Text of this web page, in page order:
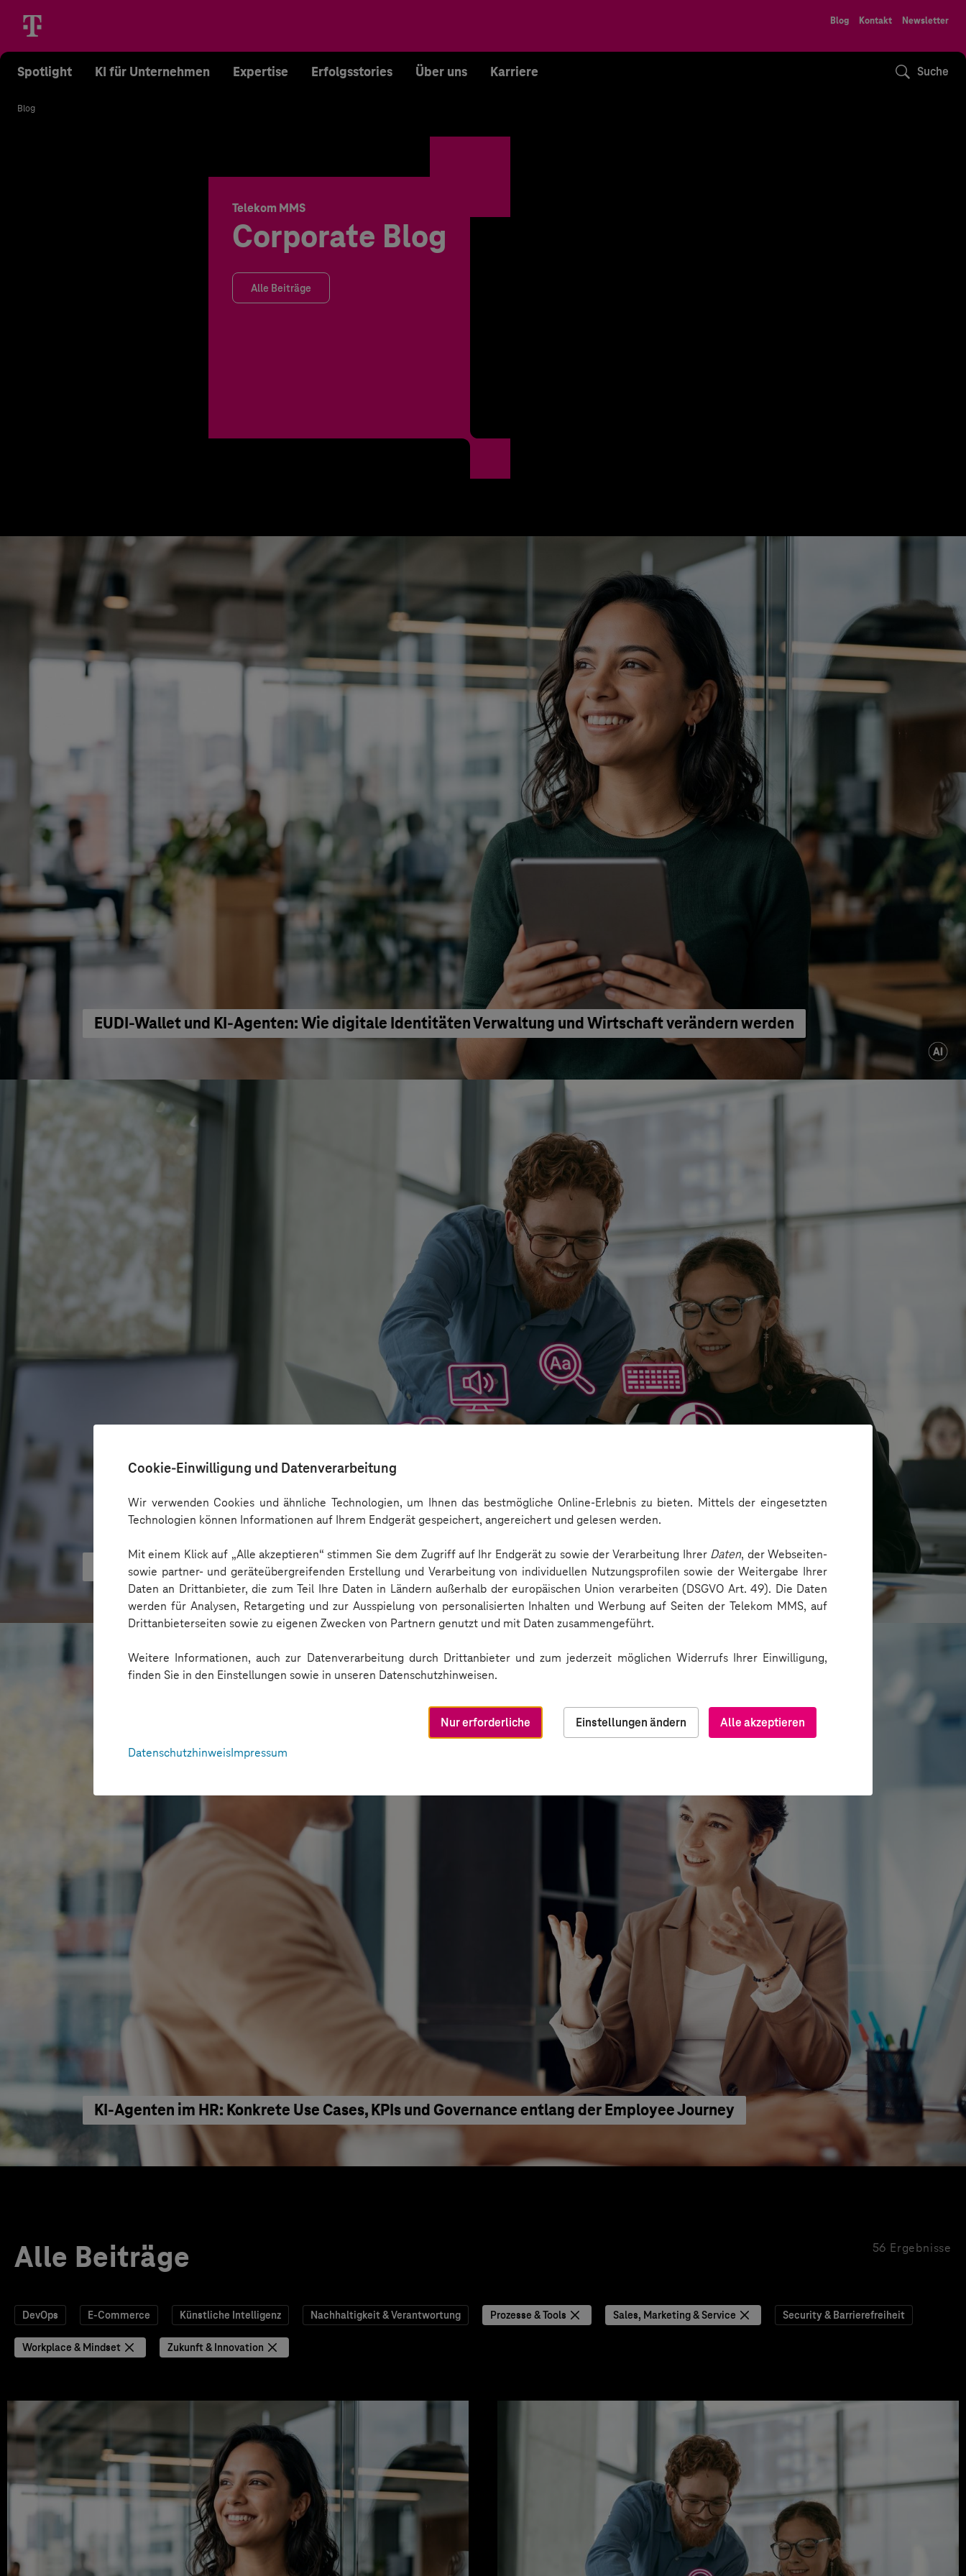
Cookie-Einwilligung und Datenverarbeitung
Wir verwenden Cookies und ähnliche Technologien, um Ihnen das bestmögliche Online-Erlebnis zu bieten. Mittels der eingesetzten
Technologien können Informationen auf Ihrem Endgerät gespeichert, angereichert und gelesen werden.
Mit einem Klick auf „Alle akzeptieren“ stimmen Sie dem Zugriff auf Ihr Endgerät zu sowie der Verarbeitung Ihrer Daten, der Webseiten-
sowie partner- und geräteübergreifenden Erstellung und Verarbeitung von individuellen Nutzungsprofilen sowie der Weitergabe Ihrer
Daten an Drittanbieter, die zum Teil Ihre Daten in Ländern außerhalb der europäischen Union verarbeiten (DSGVO Art. 49). Die Daten
werden für Analysen, Retargeting und zur Ausspielung von personalisierten Inhalten und Werbung auf Seiten der Telekom MMS, auf
Drittanbieterseiten sowie zu eigenen Zwecken von Partnern genutzt und mit Daten zusammengeführt.
Weitere Informationen, auch zur Datenverarbeitung durch Drittanbieter und zum jederzeit möglichen Widerrufs Ihrer Einwilligung,
finden Sie in den Einstellungen sowie in unseren Datenschutzhinweisen.
Alle akzeptieren
Nur erforderliche
Einstellungen ändern
DatenschutzhinweisImpressum
Blog Kontakt Newsletter
Spotlight KI für Unternehmen Expertise Erfolgsstories Über uns Karriere Suche
Blog
Telekom MMS
Corporate Blog
Alle Beiträge
EUDI-Wallet und KI-Agenten: Wie digitale Identitäten Verwaltung und Wirtschaft verändern werden
KI kann Barrieren überbrücken - aber nicht Barrierefreiheit ersetzen
KI‑Agenten im HR: Konkrete Use Cases, KPIs und Governance entlang der Employee Journey
Alle Beiträge 56 Ergebnisse
DevOps E-Commerce Künstliche Intelligenz Nachhaltigkeit & Verantwortung Prozesse & Tools Sales, Marketing & Service Security & Barrierefreiheit
Workplace & Mindset Zukunft & Innovation